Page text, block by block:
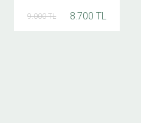
9.000 TL 8.700 TL